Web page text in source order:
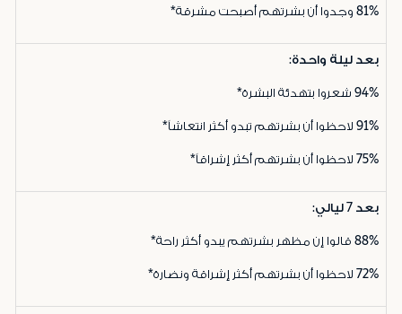
81% وجدوا أن بشرتهم أصبحت مشرقة*
بعد ليلة واحدة:
94% شعروا بتهدئة البشرة*
91% لاحظوا أن بشرتهم تبدو أكثر انتعاشاً*
75% لاحظوا أن بشرتهم أكثر إشراقاً*
بعد 7 ليالي:
88% قالوا إن مظهر بشرتهم يبدو أكثر راحة*
72% لاحظوا أن بشرتهم أكثر إشراقة ونضارة*